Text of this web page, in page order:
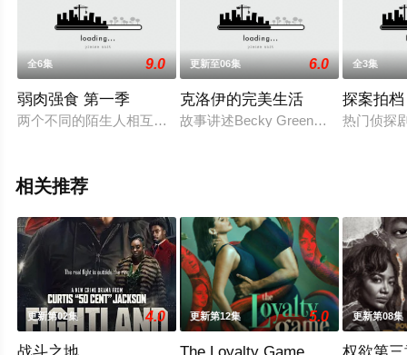
全6集 9.0
弱肉强食 第一季
两个不同的陌生人相互关联的生活，各自面临各自的斗争，透
更新至06集 6.0
克洛伊的完美生活
故事讲述Becky Green在社交平台上
全3集
探案拍
热门侦探
相关推荐
更新第02集 4.0 更新第12集 5.0 更新第08集